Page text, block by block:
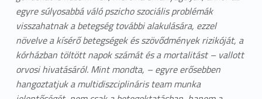
egyre súlyosabbá váló pszicho szociális problémák
visszahatnak a betegség további alakulására, ezzel
növelve a kísérő betegségek és szövődmények rizikóját, a
kórházban töltött napok számát és a mortalitást – vallott
orvosi hivatásáról. Mint mondta, – egyre erősebben
hangoztatjuk a multidiszciplináris team munka